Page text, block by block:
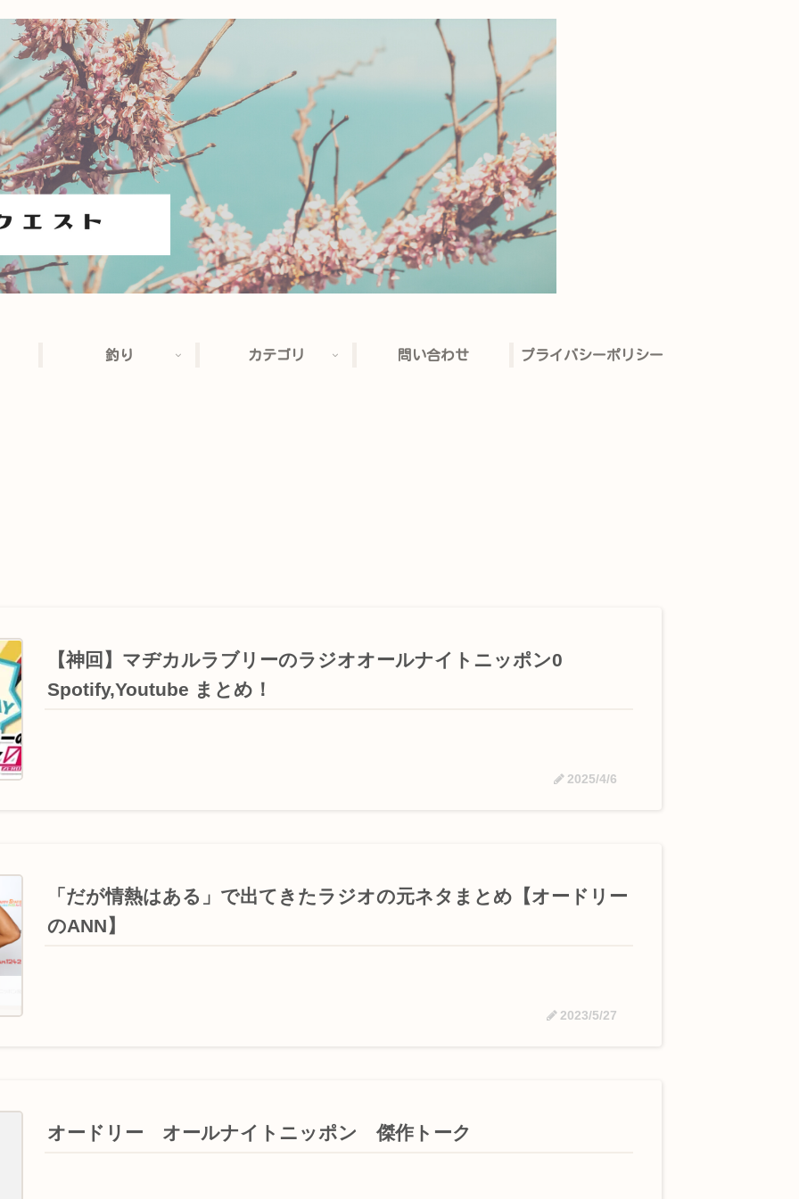
釣り カテゴリ 問い合わせ プライバシーポリシー
【神回】マヂカルラブリーのラジオオールナイトニッポン0
Spotify,Youtube まとめ！
2025/4/6
「だが情熱はある」で出てきたラジオの元ネタまとめ【オードリー
のANN】
2023/5/27
オードリー オールナイトニッポン 傑作トーク